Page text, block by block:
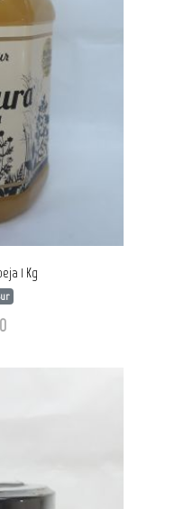
1 Kg